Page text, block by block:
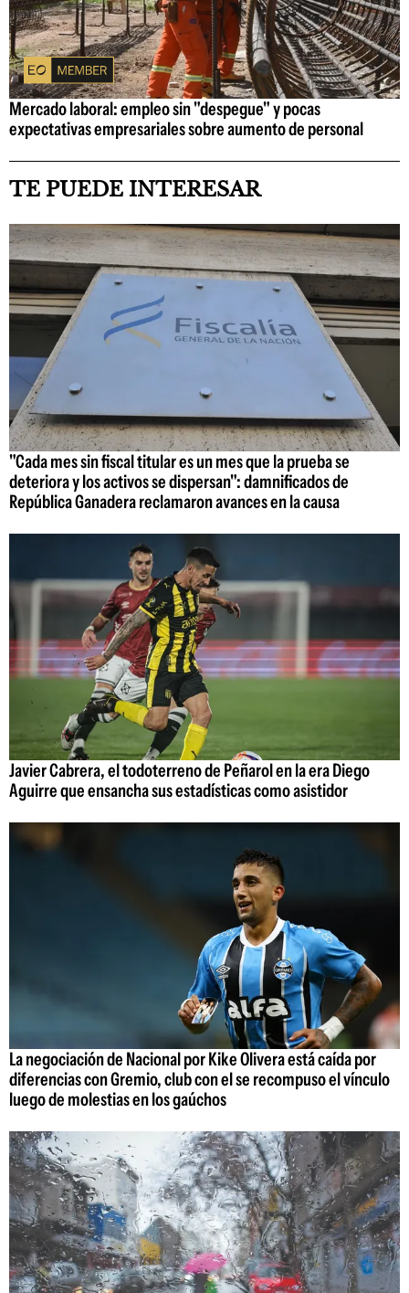
Mercado laboral: empleo sin "despegue" y pocas
expectativas empresariales sobre aumento de personal
TE PUEDE INTERESAR
"Cada mes sin fiscal titular es un mes que la prueba se
deteriora y los activos se dispersan": damnificados de
República Ganadera reclamaron avances en la causa
Javier Cabrera, el todoterreno de Peñarol en la era Diego
Aguirre que ensancha sus estadísticas como asistidor
La negociación de Nacional por Kike Olivera está caída por
diferencias con Gremio, club con el se recompuso el vínculo
luego de molestias en los gaúchos